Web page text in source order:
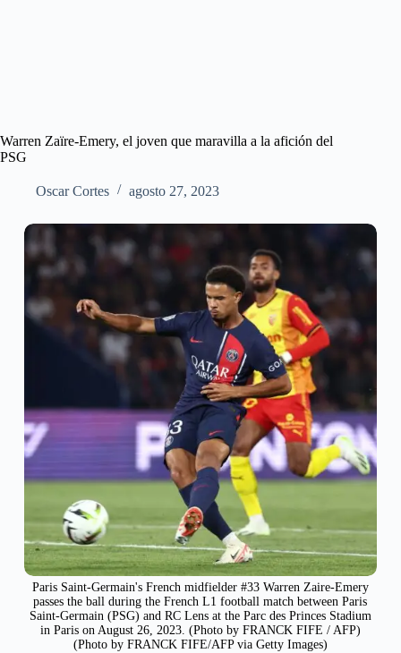
Warren Zaïre-Emery, el joven que maravilla a la afición del
PSG
Oscar Cortes agosto 27, 2023
Paris Saint-Germain's French midfielder #33 Warren Zaire-Emery
passes the ball during the French L1 football match between Paris
Saint-Germain (PSG) and RC Lens at the Parc des Princes Stadium
in Paris on August 26, 2023. (Photo by FRANCK FIFE / AFP)
(Photo by FRANCK FIFE/AFP via Getty Images)